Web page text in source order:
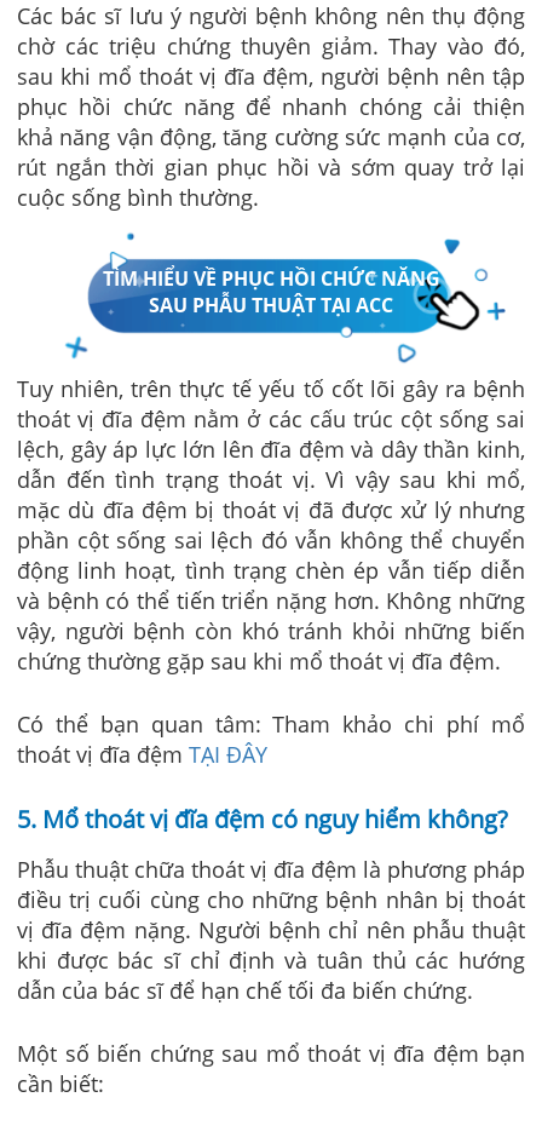
Các bác sĩ lưu ý người bệnh không nên thụ động
chờ các triệu chứng thuyên giảm. Thay vào đó,
sau khi mổ thoát vị đĩa đệm, người bệnh nên tập
phục hồi chức năng để nhanh chóng cải thiện
khả năng vận động, tăng cường sức mạnh của cơ,
rút ngắn thời gian phục hồi và sớm quay trở lại
cuộc sống bình thường.
TÌM HIỂU VỀ PHỤC HỒI CHỨC NĂNG
SAU PHẪU THUẬT TẠI ACC
Tuy nhiên, trên thực tế yếu tố cốt lõi gây ra bệnh
thoát vị đĩa đệm nằm ở các cấu trúc cột sống sai
lệch, gây áp lực lớn lên đĩa đệm và dây thần kinh,
dẫn đến tình trạng thoát vị. Vì vậy sau khi mổ,
mặc dù đĩa đệm bị thoát vị đã được xử lý nhưng
phần cột sống sai lệch đó vẫn không thể chuyển
động linh hoạt, tình trạng chèn ép vẫn tiếp diễn
và bệnh có thể tiến triển nặng hơn. Không những
vậy, người bệnh còn khó tránh khỏi những biến
chứng thường gặp sau khi mổ thoát vị đĩa đệm.
Có thể bạn quan tâm: Tham khảo chi phí mổ
thoát vị đĩa đệm TẠI ĐÂY
5. Mổ thoát vị đĩa đệm có nguy hiểm không?
Phẫu thuật chữa thoát vị đĩa đệm là phương pháp
điều trị cuối cùng cho những bệnh nhân bị thoát
vị đĩa đệm nặng. Người bệnh chỉ nên phẫu thuật
khi được bác sĩ chỉ định và tuân thủ các hướng
dẫn của bác sĩ để hạn chế tối đa biến chứng.
Một số biến chứng sau mổ thoát vị đĩa đệm bạn
cần biết: